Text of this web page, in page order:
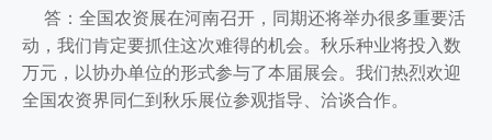
答：全国农资展在河南召开，同期还将举办很多重要活
动，我们肯定要抓住这次难得的机会。秋乐种业将投入数
万元，以协办单位的形式参与了本届展会。我们热烈欢迎
全国农资界同仁到秋乐展位参观指导、洽谈合作。